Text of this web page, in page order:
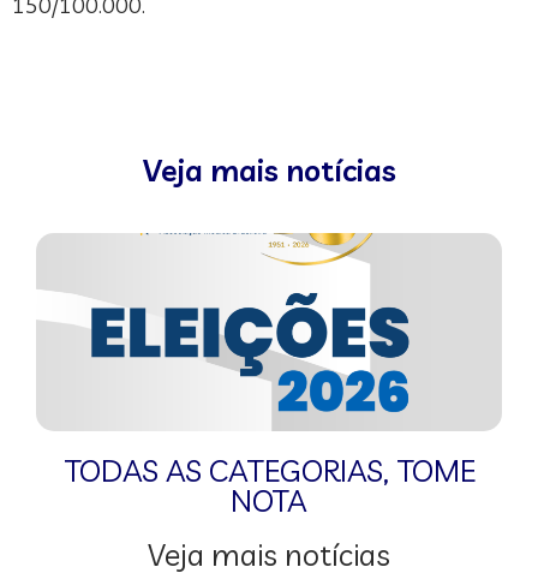
Veja mais notícias
TODAS AS CATEGORIAS, TOME
NOTA
Veja mais notícias